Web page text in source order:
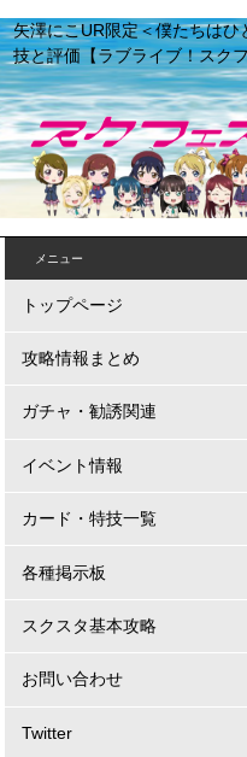
矢澤にこUR限定＜僕たちは
技と評価【ラブライブ！スク
メニュー
トップページ
攻略情報まとめ
ガチャ・勧誘関連
イベント情報
カード・特技一覧
各種掲示板
スクスタ基本攻略
お問い合わせ
Twitter